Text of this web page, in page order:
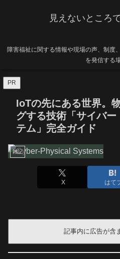
見えないところ
障害福祉に関する情報や現場の声、制度
を発信する
PR
IoTの先にある世界。
グする技術「サイバ
テム」完全ガイド
雑記
X はて
記事内に広告が含